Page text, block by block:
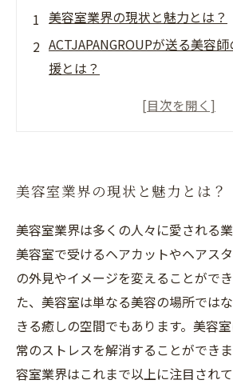
美容室業界の現状と魅力とは？
ACTJAPANGROUPが送る美容
援とは？
求職者にとっての
ACTJAPANGROUPの美容室求人
してみよう！
美容室業界の現状と魅力とは？
美容室業界は多くの人々に愛される業
美容室で受けるヘアカットやヘアス
の外見やイメージを変えることがで
た、美容室は単なる美容の場所では
きる癒しの空間でもあります。美容
常のストレスを解消することができ
容室業界はこれまで以上に注目され